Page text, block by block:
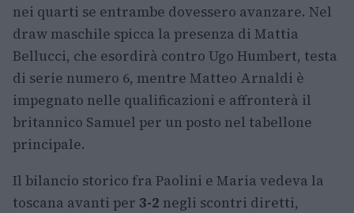
nei quarti se entrambe dovessero avanzare. Nel
draw maschile spicca la presenza di Mattia
Bellucci, che esordirà contro Ugo Humbert, testa
di serie numero 6, mentre Matteo Arnaldi è
impegnato nelle qualificazioni e affronterà il
britannico Samuel per un posto nel tabellone
principale.
Il bilancio storico fra Paolini e Maria vedeva la
toscana avanti per 3-2 negli scontri diretti,